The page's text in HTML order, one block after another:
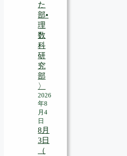
た
部•
理
数
科
研
究
部
〉
2026
年8
月4
日
8月
3日
（